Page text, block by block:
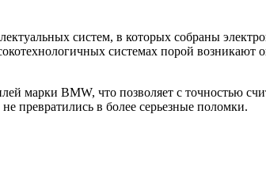
систем, в которых собраны
системах порой
марки BMW, что позволяет с точностью
превратились в более серьезные поломки.